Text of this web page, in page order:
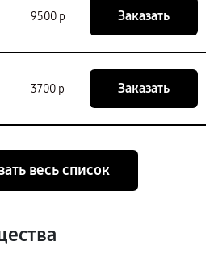
9500 р Заказать
3700 р Заказать
весь список